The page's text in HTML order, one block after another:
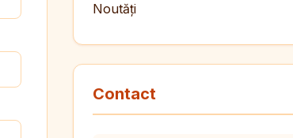
Noutăți
Contact